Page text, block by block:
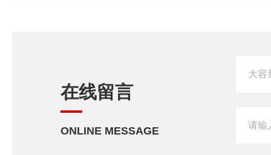
在线留言
ONLINE MESSAGE